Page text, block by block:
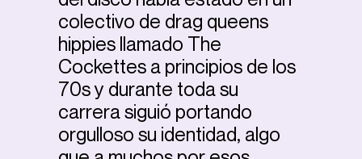
colectivo de drag queens
hippies llamado The
Cockettes a principios de los
70s y durante toda su
carrera siguió portando
orgulloso su identidad, algo